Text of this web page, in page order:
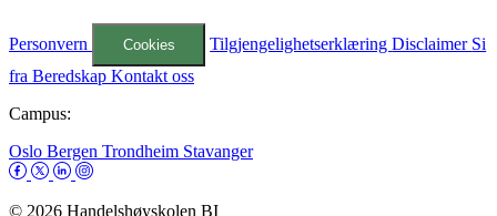
Personvern Cookies TilgjengelighetserklæringDisclaimer Si
fra Beredskap Kontakt oss
Campus:
Oslo Bergen Trondheim Stavanger
© 2026 Handelshøyskolen BI